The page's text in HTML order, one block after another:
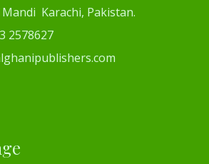
Karachi, Pakistan.
2578627